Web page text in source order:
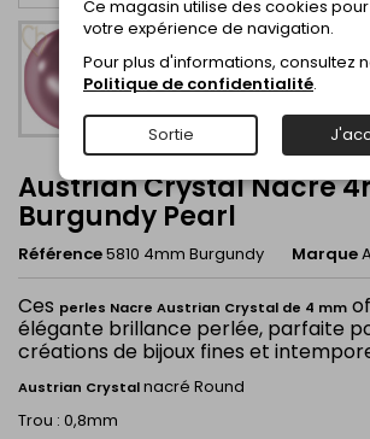
Austrian Crystal Nacre
Burgundy Pearl
Référence5810 4mm Burgundy Marque
Ces perles Nacre Austrian Crystal de 4 mm
élégante brillance perlée, parfaite
créations de bijoux fines et
Austrian Crystalnacré Round
Trou : 0,8mm
Ce magasin utilise des cookies
votre expérience de navigation.
Pour plus d'informations, consultez
Politique de confidentialité.
Sortie